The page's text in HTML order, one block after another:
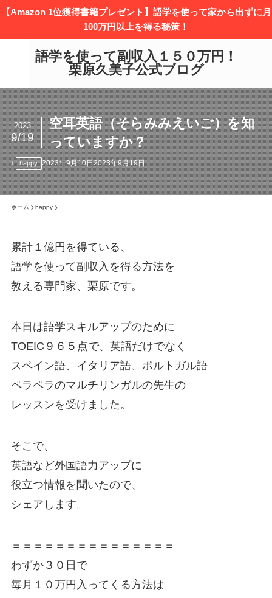
【Amazon 1位獲得書籍プレゼント】語学を使って家から出ずに月
100万円以上を得る秘策！
語学を使って副収入１５０万円！
栗原久美子公式ブログ
空耳英語（そらみみえいご）を知
っていますか？
2023
9/19
happy 2023年9月10日2023年9月19日
ホーム happy
累計１億円を得ている、
語学を使って副収入を得る方法を
教える専門家、栗原です。
本日は語学スキルアップのために
TOEIC９６５点で、英語だけでなく
スペイン語、イタリア語、ポルトガル語
ペラペラのマルチリンガルの先生の
レッスンを受けました。
そこで、
英語など外国語力アップに
役立つ情報を聞いたので、
シェアします。
＝＝＝＝＝＝＝＝＝＝＝＝＝＝＝
わずか３０日で
毎月１０万円入ってくる方法は